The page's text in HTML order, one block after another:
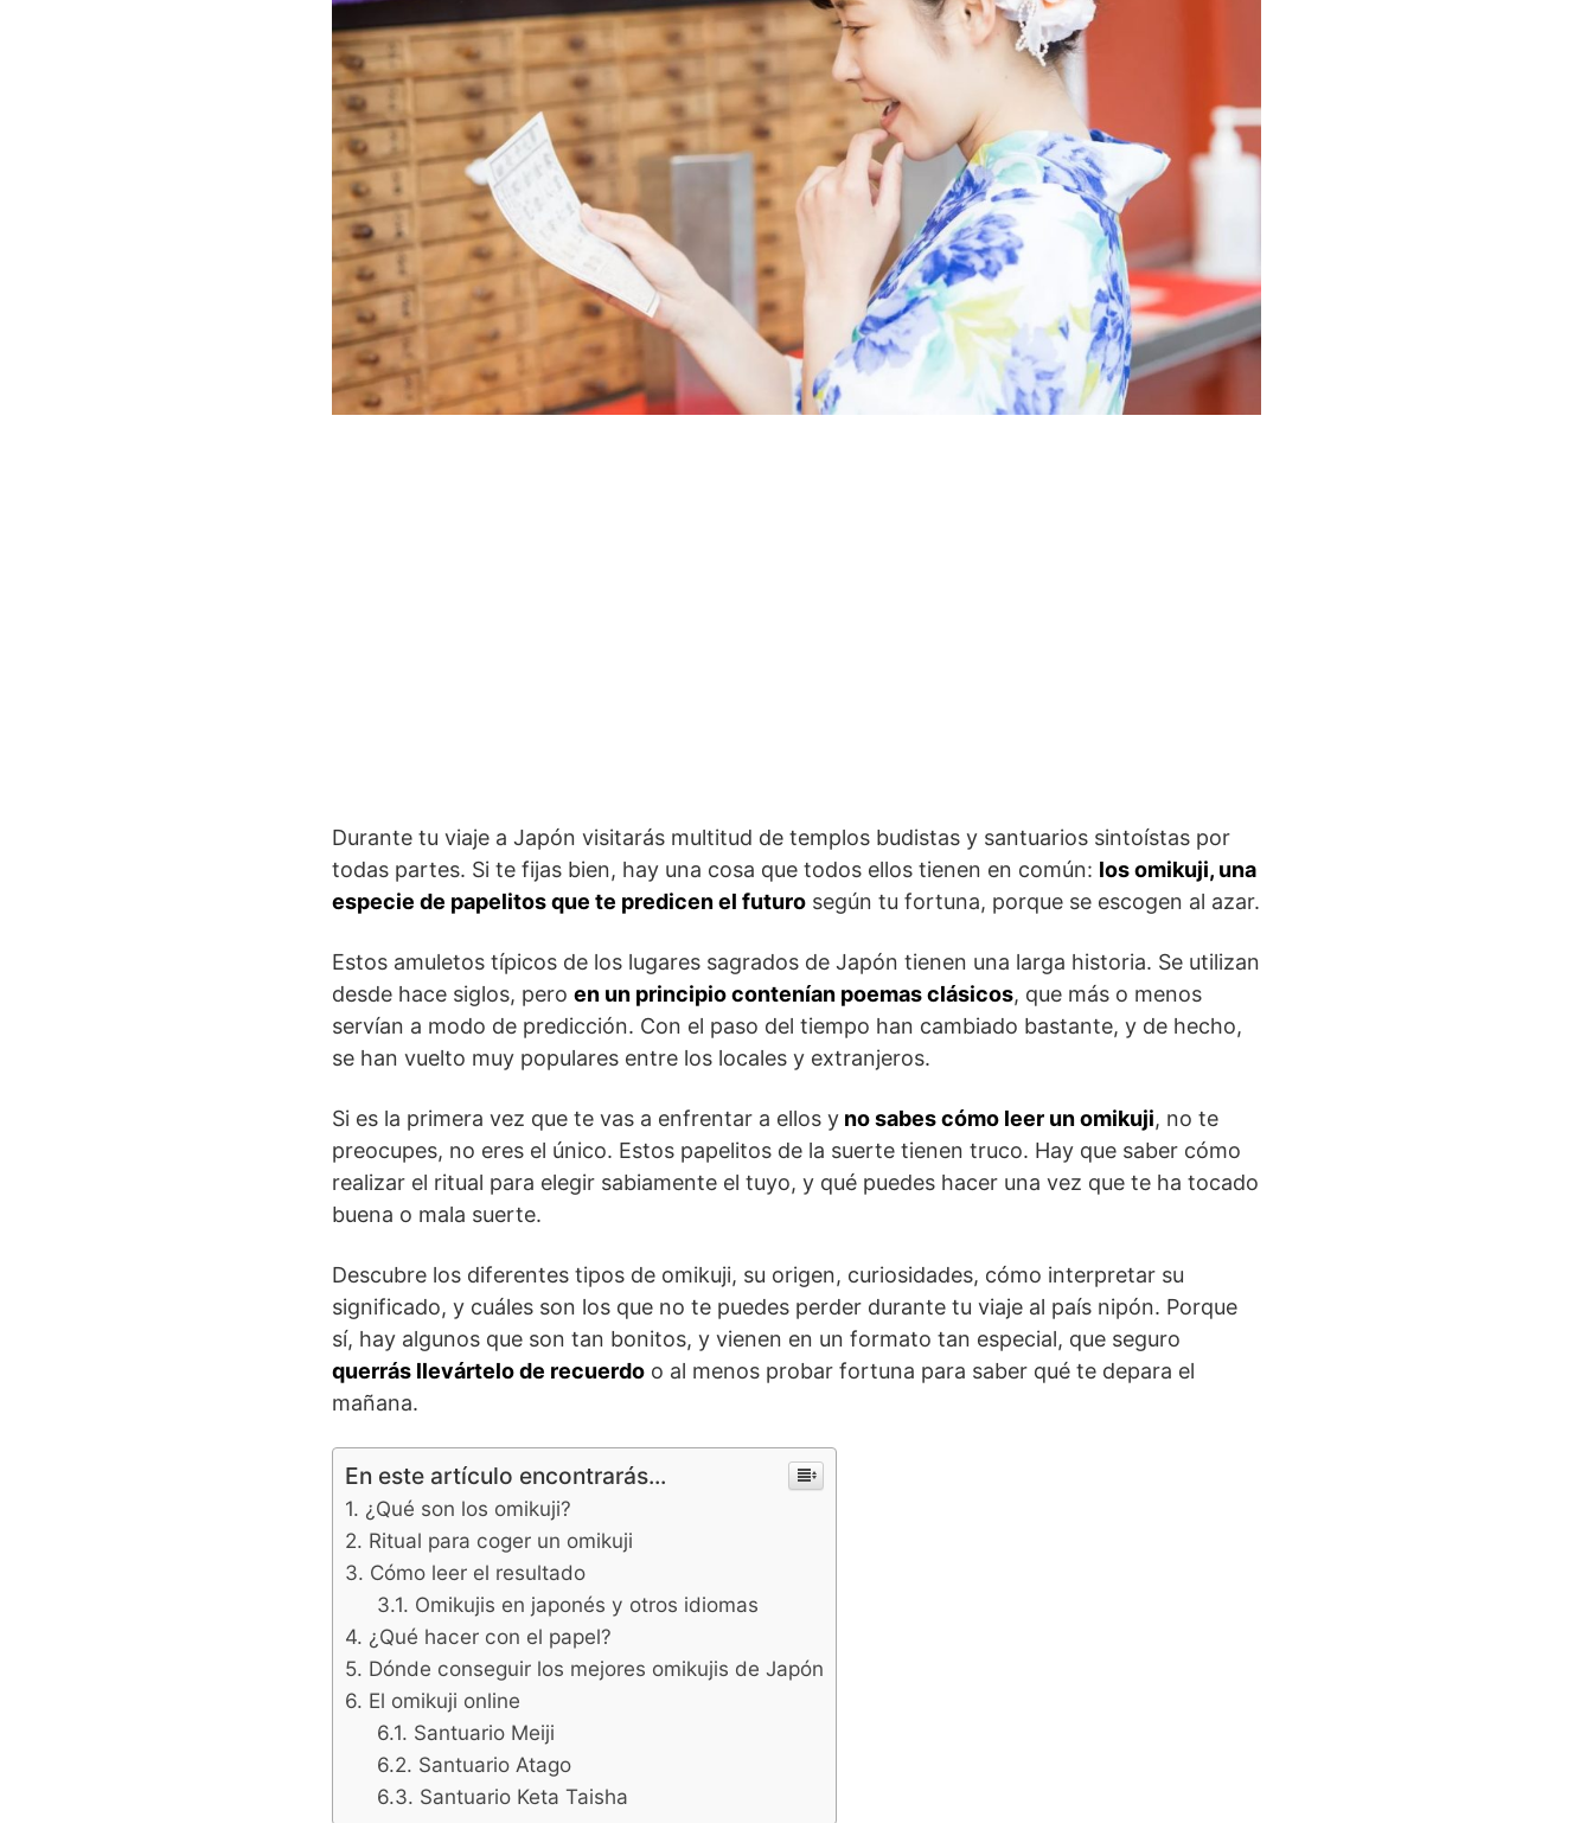
Durante tu viaje a Japón visitarás multitud de templos budistas y santuarios sintoístas por
todas partes. Si te fijas bien, hay una cosa que todos ellos tienen en común: los omikuji, una
especie de papelitos que te predicen el futuro según tu fortuna, porque se escogen al azar.
Estos amuletos típicos de los lugares sagrados de Japón tienen una larga historia. Se utilizan
desde hace siglos, pero en un principio contenían poemas clásicos, que más o menos
servían a modo de predicción. Con el paso del tiempo han cambiado bastante, y de hecho,
se han vuelto muy populares entre los locales y extranjeros.
Si es la primera vez que te vas a enfrentar a ellos y no sabes cómo leer un omikuji, no te
preocupes, no eres el único. Estos papelitos de la suerte tienen truco. Hay que saber cómo
realizar el ritual para elegir sabiamente el tuyo, y qué puedes hacer una vez que te ha tocado
buena o mala suerte.
Descubre los diferentes tipos de omikuji, su origen, curiosidades, cómo interpretar su
significado, y cuáles son los que no te puedes perder durante tu viaje al país nipón. Porque
sí, hay algunos que son tan bonitos, y vienen en un formato tan especial, que seguro
querrás llevártelo de recuerdo o al menos probar fortuna para saber qué te depara el
mañana.
En este artículo encontrarás...
¿Qué son los omikuji?
Ritual para coger un omikuji
Cómo leer el resultado
Omikujis en japonés y otros idiomas
¿Qué hacer con el papel?
Dónde conseguir los mejores omikujis de Japón
El omikuji online
Santuario Meiji
Santuario Atago
Santuario Keta Taisha